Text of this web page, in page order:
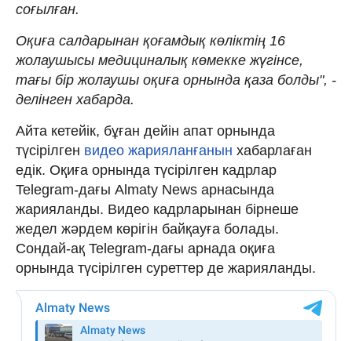
соғылған.
Оқиға салдарынан қоғамдық көліктің 16
жолаушысы медициналық көмекке жүгінсе,
тағы бір жолаушы оқиға орнында қаза болды", -
делінген хабарда.
Айта кетейік, бұған дейін апат орнында
түсірілген видео жарияланғанын хабарлаған
едік. Оқиға орнында түсірілген кадрлар
Telegram-дағы Almaty News арнасында
жарияланды. Видео кадрларынан бірнеше
жедел жәрдем көрігін байқауға болады.
Сондай-ақ Telegram-дағы арнада оқиға
орнында түсірілген суреттер де жарияланды.